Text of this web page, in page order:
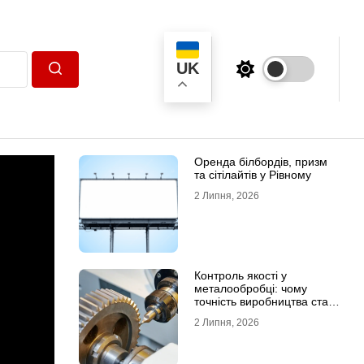
UK
Оренда білбордів, призм
та сітілайтів у Рівному
2 Липня, 2026
Контроль якості у
металообробці: чому
точність виробництва стає
перевагою
2 Липня, 2026